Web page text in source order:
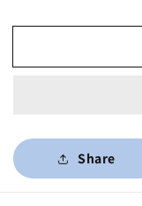
Share